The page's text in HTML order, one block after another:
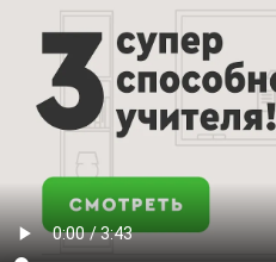
в структуре урока
обучения помогает
в учебный
проявить коммуникативные
направлена на достижение
результатов обучения.
и